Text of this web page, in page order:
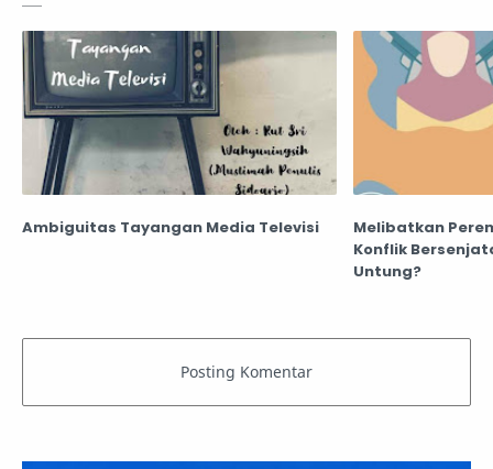
Ambiguitas Tayangan Media Televisi
Melibatkan
Konflik
Untung?